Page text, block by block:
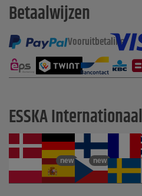
Betaalwijzen
Vooruitbetaling
ESSKA Internationaal
new new